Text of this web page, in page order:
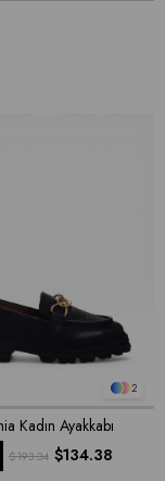
2
Kadın Ayakkabı
$134.38
$193.34